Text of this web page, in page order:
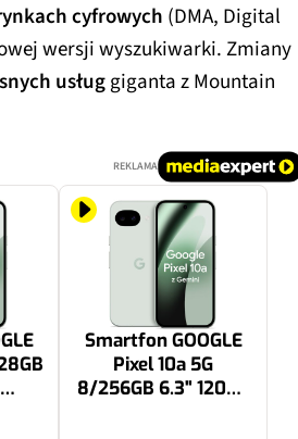
cyfrowych (DMA, Digital
wersji wyszukiwarki. Zmiany
usługgiganta z Mountain
REKLAMA
Smartfon GOOGLE
Pixel 10a 5G
8/256GB 6.3" 120Hz